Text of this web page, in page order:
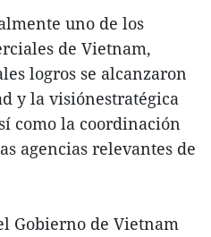
uno de los
de Vietnam,
logros se alcanzaron
y la visiónestratégica
como la coordinación
agencias relevantes de
Gobierno de Vietnam